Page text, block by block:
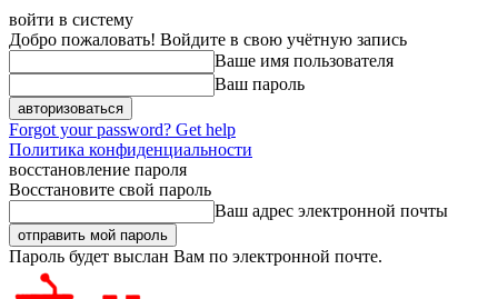
войти в систему
Добро пожаловать! Войдите в свою учётную запись
Ваше имя пользователя
Ваш пароль
Forgot your password? Get help
Политика конфиденциальности
восстановление пароля
Восстановите свой пароль
Ваш адрес электронной почты
Пароль будет выслан Вам по электронной почте.